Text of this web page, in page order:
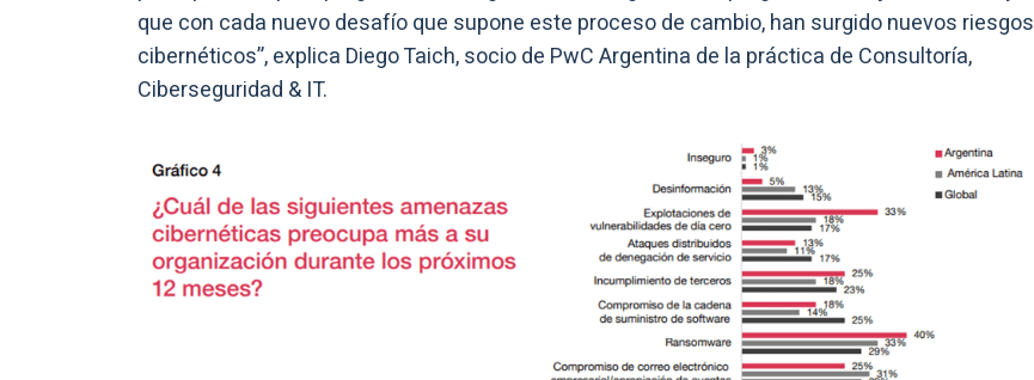
que con cada nuevo desafío que supone este proceso de cambio, han surgido nuevos riesgos
cibernéticos”, explica Diego Taich, socio de PwC Argentina de la práctica de Consultoría,
Ciberseguridad & IT.